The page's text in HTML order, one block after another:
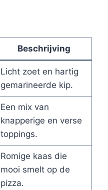
Beschrijving
Licht zoet en hartig
gemarineerde kip.
Een mix van
knapperige en verse
toppings.
Romige kaas die
mooi smelt op de
pizza.